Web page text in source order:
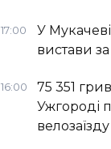
17:00
У
вистави
16:00
75 351
Ужгороді